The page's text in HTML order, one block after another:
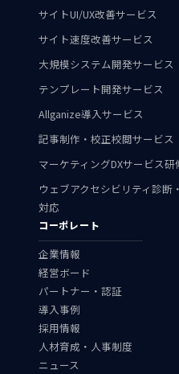
サイトUI/UX改善サービス
サイト速度改善サービス
大規模システム開発サービス
テンプレート開発サービス
Allganize導入サービス
記事制作・校正校閲サービス
マーケティングDXサービス研
ウェブアクセシビリティ診
対応
コーポレート
企業情報
経営ボード
パートナー・認証
導入事例
採用情報
人材育成・人事制度
ニュース